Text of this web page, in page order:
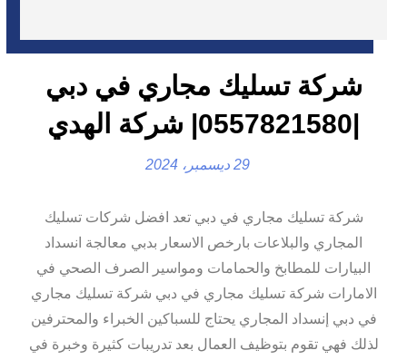
شركة تسليك مجاري في دبي
29 ديسمبر، 2024
شركة تسليك مجاري في دبي تعد افضل شركات تسليك
المجاري والبلاعات بارخص الاسعار بدبي معالجة انسداد
البيارات للمطابخ والحمامات ومواسير الصرف الصحي في
الامارات شركة تسليك مجاري في دبي شركة تسليك مجاري
في دبي إنسداد المجاري يحتاج للسباكين الخبراء والمحترفين
لذلك فهي تقوم بتوظيف العمال بعد تدريبات كثيرة وخبرة في